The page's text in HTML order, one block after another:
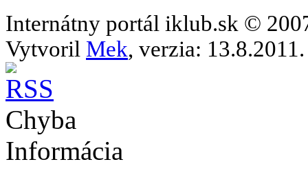
Internátny portál iklub.sk ©
Vytvoril Mek, verzia: 13.8.2011.
Chyba
Informácia